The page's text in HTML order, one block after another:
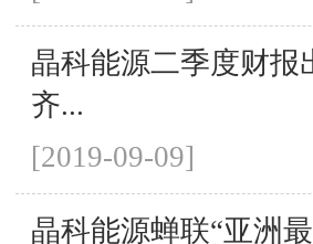
晶科能源二季度财报
齐...
[2019-09-09]
晶科能源蝉联“亚洲